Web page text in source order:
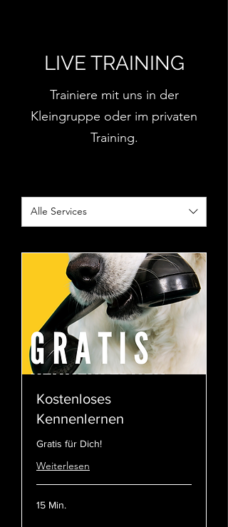
LIVE TRAINING
Trainiere mit uns in der
Kleingruppe oder im privaten
Training.
Alle Services
Kostenloses
Kennenlernen
Gratis für Dich!
Weiterlesen
15 Min.